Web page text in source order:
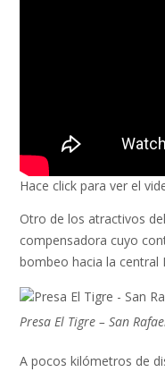
Hace click para ver el
Otro de los atractivos
compensadora cuyo
bombeo hacia la central
Presa El Tigre – San
A pocos kilómetros de